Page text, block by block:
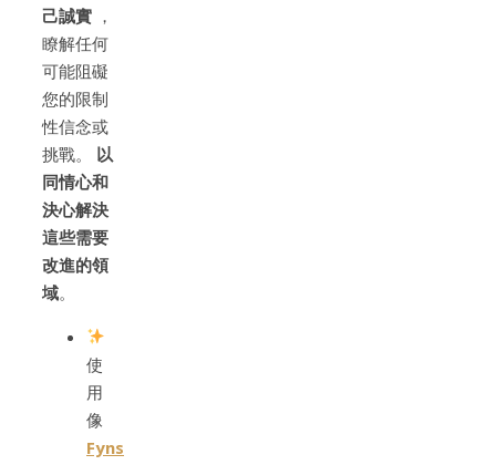
己誠實 ，
瞭解任何
可能阻礙
您的限制
性信念或
挑戰。 以
同情心和
決心解決
這些需要
改進的領
域。
使
用
像
Fyns